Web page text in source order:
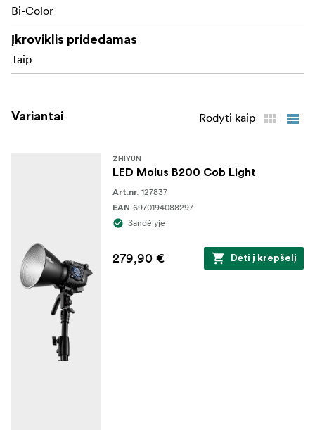
Bi-Color
Įkroviklis pridedamas
Taip
Variantai Rodyti kaip
ZHIYUN
LED Molus B200 Cob Light
Art.nr. 127837
EAN 6970194088297
Sandėlyje
279,90 € Dėti į krepšelį